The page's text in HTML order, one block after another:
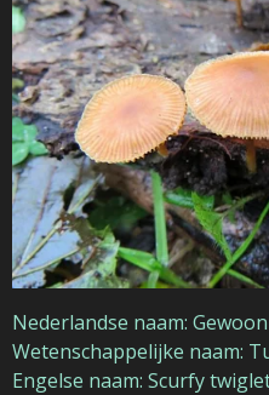
Nederlandse naam:
Wetenschappelijke naam:
Engelse naam: Scurfy